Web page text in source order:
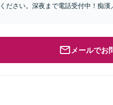
ださい。深夜まで電話受付中！痴
メールでお